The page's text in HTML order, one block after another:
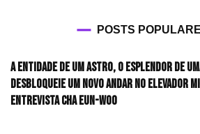
POSTS
A entidade de um astro, o esplendor de
desbloqueie um novo andar no elevador
Entrevista CHA EUN-WOO